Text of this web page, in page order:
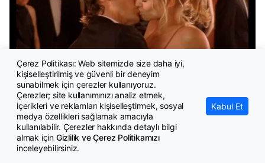
Çerez Politikası: Web sitemizde size daha iyi,
kişiselleştirilmiş ve güvenli bir deneyim
sunabilmek için çerezler kullanıyoruz.
Çerezler; site kullanımınızı analiz etmek,
içerikleri ve reklamları kişiselleştirmek, sosyal
medya özellikleri sağlamak amacıyla
kullanılabilir. Çerezler hakkında detaylı bilgi
almak için Gizlilik ve Çerez Politikamızı
inceleyebilirsiniz.
Kabul Et